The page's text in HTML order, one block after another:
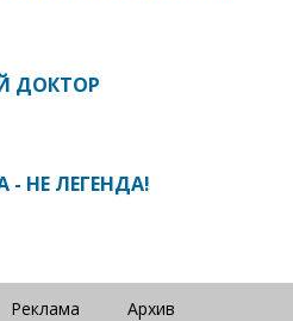
ДОКТОР
НЕ ЛЕГЕНДА!
Реклама Архив